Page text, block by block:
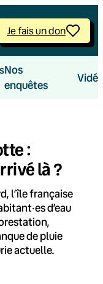
Je fais un don
Nos
enquêtes
:
là ?
l’île française
d’eau
de pluie
actuelle.